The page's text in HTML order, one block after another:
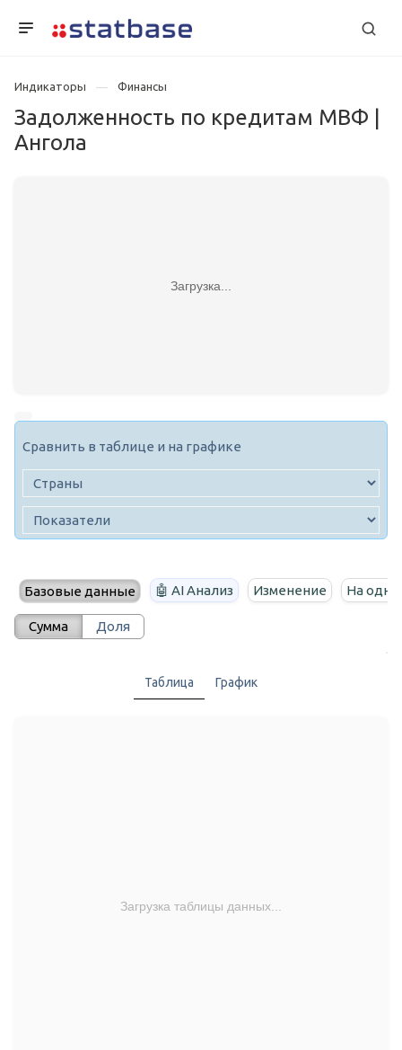
Индикаторы Финансы
Задолженность по кредитам МВФ |
Ангола
Загрузка...
Сравнить в таблице и на графике
Базовые данные 🤖 AI Анализ Изменение На
Сумма Доля
Таблица График
Загрузка таблицы данных...